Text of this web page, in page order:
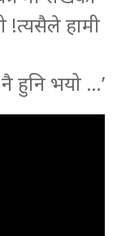
!त्यसैले हामी
हुनि भयो …’